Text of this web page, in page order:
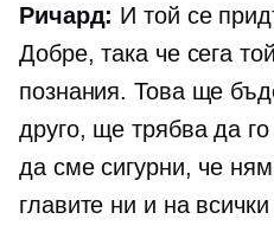
Ричард: И той се
Добре, така че сега
познания. Това ще
друго, ще трябва да
да сме сигурни, че
главите ни и на